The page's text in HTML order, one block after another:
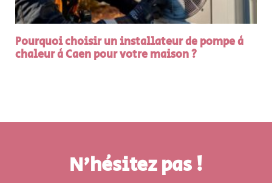
Pourquoi choisir un installateur de pompe à
chaleur à Caen pour votre maison ?
N'hésitez pas !